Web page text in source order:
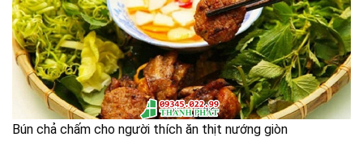
Bún chả chấm cho người thích ăn thịt nướng giòn